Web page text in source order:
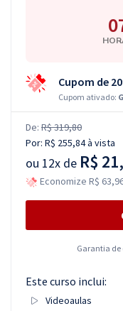
Cupom de
Cupom ativado:
De: R$ 319,80
Por: R$ 255,84à vista
ou 12x de R$
Economize R$
Garantia de
Este curso inclui:
Videoaulas